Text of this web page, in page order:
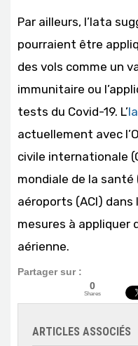
Par ailleurs, l’Iata
pourraient être
des vols comme un
immunitaire ou
tests du Covid-19. L’
actuellement avec
civile internationale
mondiale de la santé
aéroports (ACI)
mesures à appliquer
aérienne.
Partager sur :
0
Shares
ARTICLES ASSOCIÉS